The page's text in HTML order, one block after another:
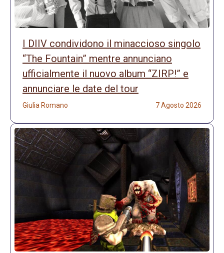
I DIIV condividono il minaccioso singolo
“The Fountain” mentre annunciano
ufficialmente il nuovo album “ZIRP!” e
annunciare le date del tour
Giulia Romano 7 Agosto 2026